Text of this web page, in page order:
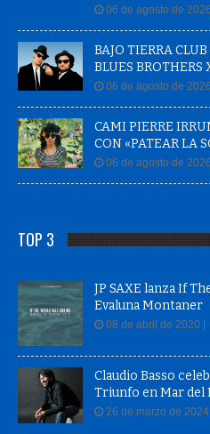
06 de agosto de
BAJO TIERRA
BLUES BROTHERS
06 de agosto de
CAMI PIERRE
CON «PATEAR LA
06 de agosto de
TOP 3
JP SAXE lanza If
Evaluna Montaner
08 de abril de 2020 |
Claudio Basso
Triunfo en Mar del
26 de marzo de 2024